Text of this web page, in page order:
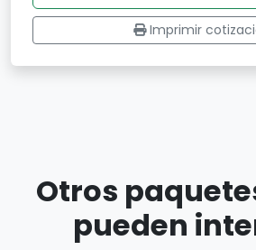
Imprimir
Otros
pueden